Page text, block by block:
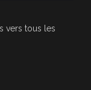
vers tous les